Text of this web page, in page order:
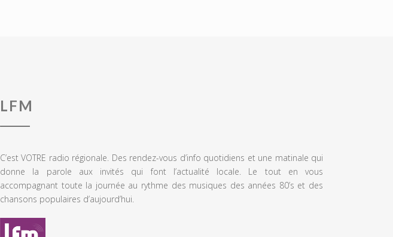
LFM
C’est VOTRE radio régionale. Des rendez-vous d’info quotidiens et une matinale qui
donne la parole aux invités qui font l’actualité locale. Le tout en vous
accompagnant toute la journée au rythme des musiques des années 80’s et des
chansons populaires d’aujourd’hui.